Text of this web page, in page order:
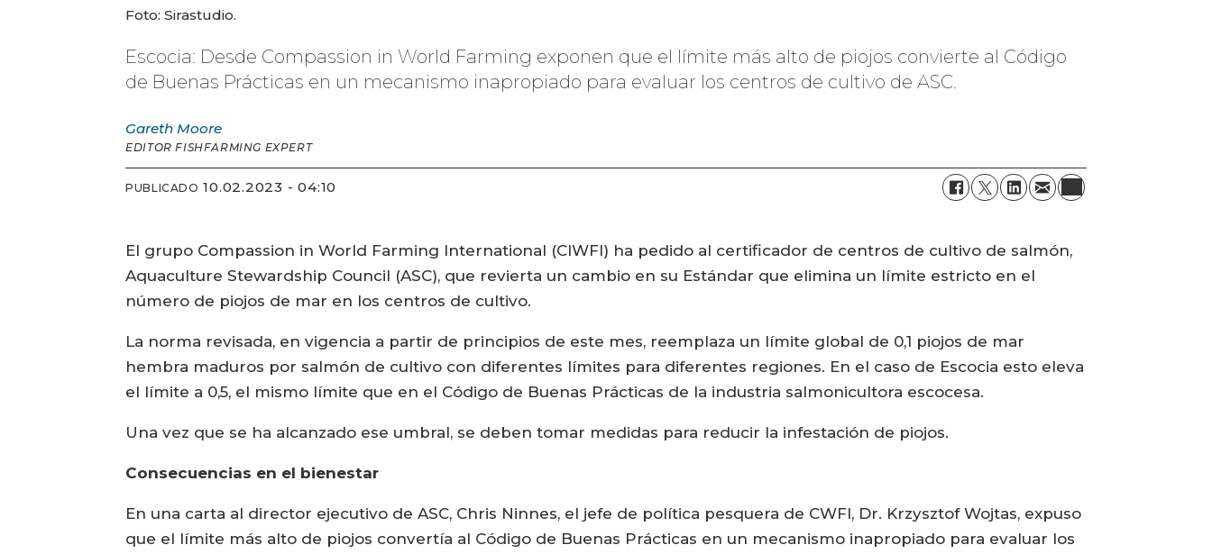
Foto: Sirastudio.
Escocia: Desde Compassion in World Farming exponen que el límite más alto de piojos convierte al Código
de Buenas Prácticas en un mecanismo inapropiado para evaluar los centros de cultivo de ASC.
Gareth Moore
EDITOR FISHFARMING EXPERT
PUBLICADO 10.02.2023 - 04:10
El grupo Compassion in World Farming International (CIWFI) ha pedido al certificador de centros de cultivo de salmón,
Aquaculture Stewardship Council (ASC), que revierta un cambio en su Estándar que elimina un límite estricto en el
número de piojos de mar en los centros de cultivo.
La norma revisada, en vigencia a partir de principios de este mes, reemplaza un límite global de 0,1 piojos de mar
hembra maduros por salmón de cultivo con diferentes límites para diferentes regiones. En el caso de Escocia esto eleva
el límite a 0,5, el mismo límite que en el Código de Buenas Prácticas de la industria salmonicultora escocesa.
Una vez que se ha alcanzado ese umbral, se deben tomar medidas para reducir la infestación de piojos.
Consecuencias en el bienestar
En una carta al director ejecutivo de ASC, Chris Ninnes, el jefe de política pesquera de CWFI, Dr. Krzysztof Wojtas, expuso
que el límite más alto de piojos convertía al Código de Buenas Prácticas en un mecanismo inapropiado para evaluar los